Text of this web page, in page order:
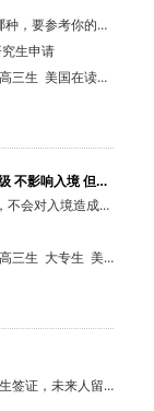
，要参考你的学
生申请
高三生 美国在读
不影响入境 但
不会对入境造成影
高三生 大专生 美
签证，未来人留